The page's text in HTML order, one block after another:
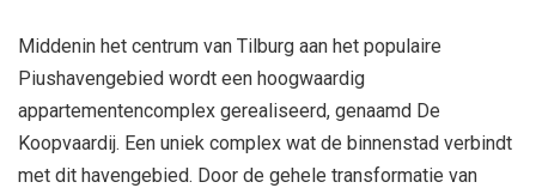
Middenin het centrum van Tilburg aan het populaire
Piushavengebied wordt een hoogwaardig
appartementencomplex gerealiseerd, genaamd De
Koopvaardij. Een uniek complex wat de binnenstad verbindt
met dit havengebied. Door de gehele transformatie van